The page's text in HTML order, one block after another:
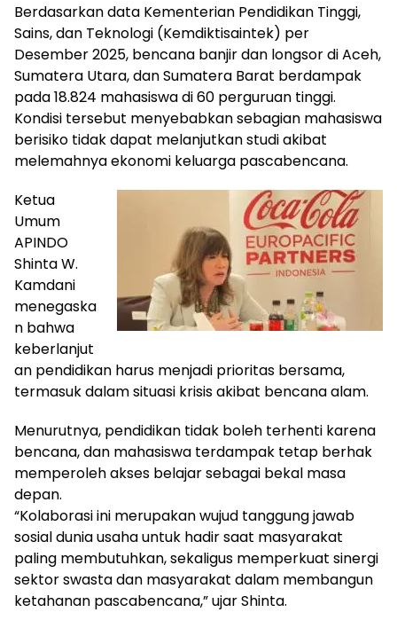
Berdasarkan data Kementerian Pendidikan Tinggi,
Sains, dan Teknologi (Kemdiktisaintek) per
Desember 2025, bencana banjir dan longsor di Aceh,
Sumatera Utara, dan Sumatera Barat berdampak
pada 18.824 mahasiswa di 60 perguruan tinggi.
Kondisi tersebut menyebabkan sebagian mahasiswa
berisiko tidak dapat melanjutkan studi akibat
melemahnya ekonomi keluarga pascabencana.
Ketua
Umum
APINDO
Shinta W.
Kamdani
menegaska
n bahwa
keberlanjut
an pendidikan harus menjadi prioritas bersama,
termasuk dalam situasi krisis akibat bencana alam.
Menurutnya, pendidikan tidak boleh terhenti karena
bencana, dan mahasiswa terdampak tetap berhak
memperoleh akses belajar sebagai bekal masa
depan.
“Kolaborasi ini merupakan wujud tanggung jawab
sosial dunia usaha untuk hadir saat masyarakat
paling membutuhkan, sekaligus memperkuat sinergi
sektor swasta dan masyarakat dalam membangun
ketahanan pascabencana,” ujar Shinta.